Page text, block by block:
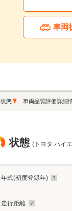
車両
状態 車両品質評価詳細
状態 (トヨタ ハイ
年式(初度登録年)
走行距離